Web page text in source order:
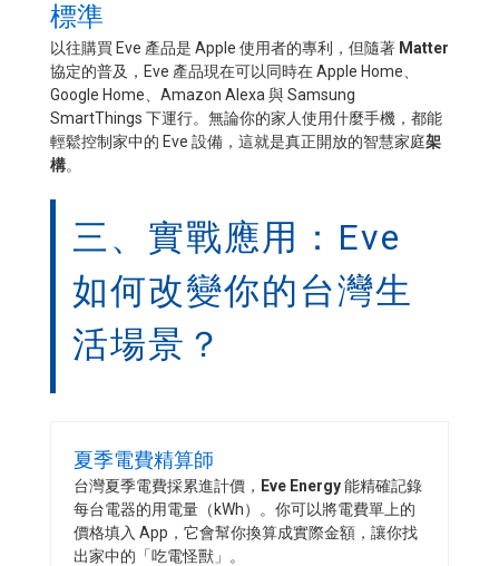
標準
以往購買 Eve 產品是 Apple 使用者的專利，但隨著 Matter
協定的普及，Eve 產品現在可以同時在 Apple Home、
Google Home、Amazon Alexa 與 Samsung
SmartThings 下運行。無論你的家人使用什麼手機，都能
輕鬆控制家中的 Eve 設備，這就是真正開放的智慧家庭架
構。
三、實戰應用：Eve
如何改變你的台灣生
活場景？
夏季電費精算師
台灣夏季電費採累進計價， Eve Energy能精確記錄
每台電器的用電量（kWh）。你可以將電費單上的
價格填入 App，它會幫你換算成實際金額，讓你找
出家中的「吃電怪獸」。